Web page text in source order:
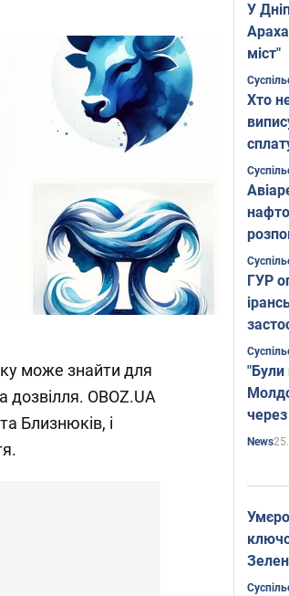
може знайти для
дозвілля. OBOZ.UA
Близнюків, і
У
міст"
Хто
ГУР
"Були
News